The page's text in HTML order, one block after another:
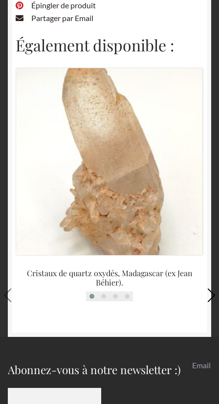
Épingler de produit
Partager par Email
Également disponible :
Cristaux de quartz oxydés, Madagascar (ex Jean
Béhier).
Abonnez-vous à notre newsletter :) Email